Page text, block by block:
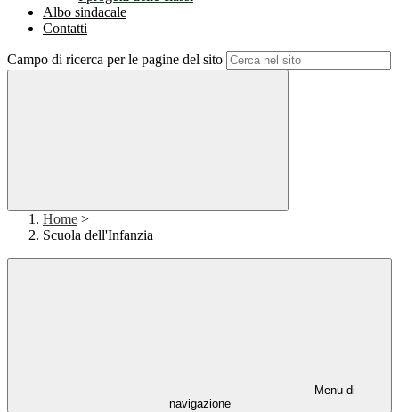
Albo sindacale
Contatti
Campo di ricerca per le pagine del sito
Home >
Scuola dell'Infanzia
Menu di
navigazione